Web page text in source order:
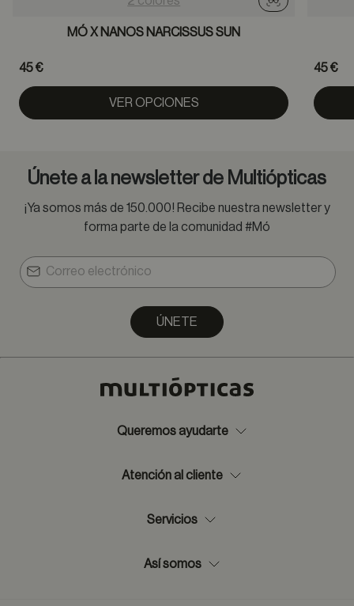
Probador
MÓ X NANOS NARCISSUS SUN
45 €
VER OPCIONES
45 €
Únete a la newsletter de Multiópticas
¡Ya somos más de 150.000! Recibe nuestra newsletter y
forma parte de la comunidad #Mó
ÚNETE
Queremos ayudarte
Atención al cliente
Servicios
Así somos